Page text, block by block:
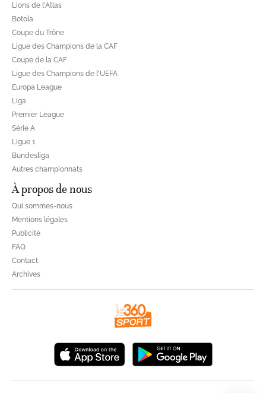
Lions de l'Atlas
Botola
Coupe du Trône
Ligue des Champions de la CAF
Coupe de la CAF
Ligue des Champions de l'UEFA
Europa League
Liga
Premier League
Série A
Ligue 1
Bundesliga
Autres championnats
À propos de nous
Qui sommes-nous
Mentions légales
Publicité
FAQ
Contact
Archives